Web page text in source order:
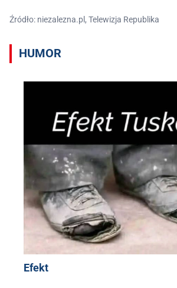
Źródło: niezalezna.pl, Telewizja Republika
HUMOR
Efekt